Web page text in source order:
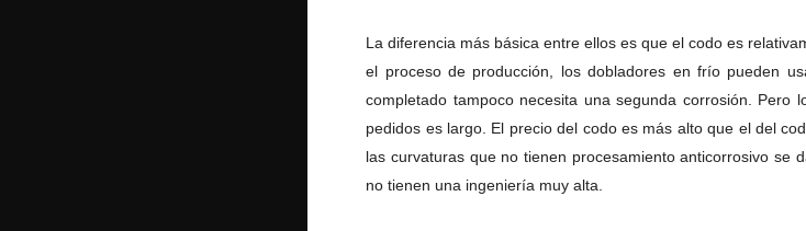
La diferencia más básica entre ellos es que el codo es
el proceso de producción, los dobladores en frío pueden
completado tampoco necesita una segunda corrosión. Pero
pedidos es largo. El precio del codo es más alto que el del
las curvaturas que no tienen procesamiento anticorrosivo
no tienen una ingeniería muy alta.